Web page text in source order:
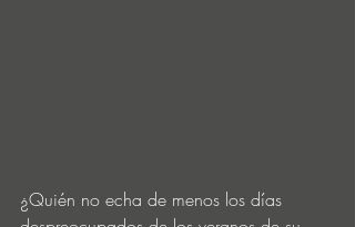
¿Quién no echa de menos los días